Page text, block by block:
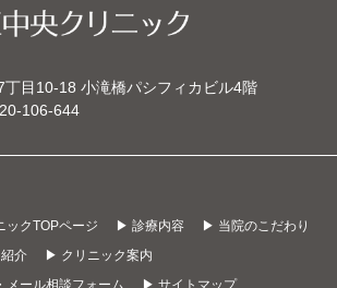
目10‐18 小滝橋パシフィカビル4階
106-644
クTOPページ ▶ 診療内容
▶ 当院のこだわり
介
▶ クリニック案内
ール相談フォーム
▶ サイトマップ